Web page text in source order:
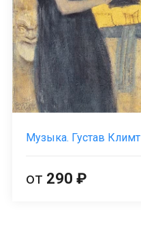
Музыка. Густав Климт
от 290 ₽